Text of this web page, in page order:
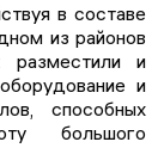
в составе
из районов
разместили и
и
способных
большого